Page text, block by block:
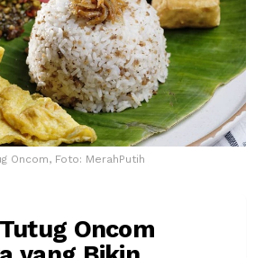
Oncom, Foto: MerahPutih
Oncom